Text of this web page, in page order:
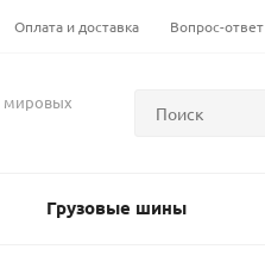
Оплата и доставка Вопрос-ответ
Грузовые шины